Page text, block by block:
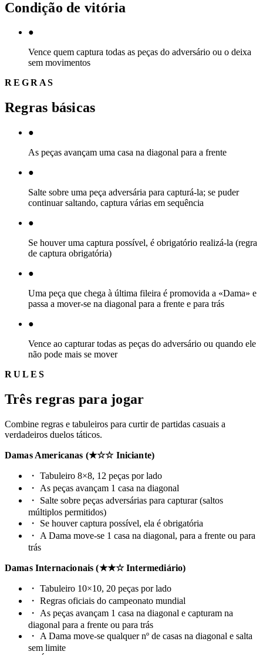
Condição de vitória
●
Vence quem captura todas as peças do adversário ou o deixa
sem movimentos
REGRAS
Regras básicas
●
As peças avançam uma casa na diagonal para a frente
●
Salte sobre uma peça adversária para capturá-la; se puder
continuar saltando, captura várias em sequência
●
Se houver uma captura possível, é obrigatório realizá-la (regra
de captura obrigatória)
●
Uma peça que chega à última fileira é promovida a «Dama» e
passa a mover-se na diagonal para a frente e para trás
●
Vence ao capturar todas as peças do adversário ou quando ele
não pode mais se mover
RULES
Três regras para jogar
Combine regras e tabuleiros para curtir de partidas casuais a
verdadeiros duelos táticos.
Damas Americanas (★☆☆ Iniciante)
・ Tabuleiro 8×8, 12 peças por lado
・
As peças avançam 1 casa na diagonal
・
Salte sobre peças adversárias para capturar (saltos
múltiplos permitidos)
・
Se houver captura possível, ela é obrigatória
・
A Dama move-se 1 casa na diagonal, para a frente ou para
trás
Damas Internacionais (★★☆ Intermediário)
・ Tabuleiro 10×10, 20 peças por lado
・ Regras oficiais do campeonato mundial
・
As peças avançam 1 casa na diagonal e capturam na
diagonal para a frente ou para trás
・
A Dama move-se qualquer nº de casas na diagonal e salta
sem limite